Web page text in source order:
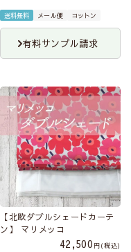
送料無料 メール便 コットン
有料サンプル請求
【北欧ダブルシェードカーテ
ン】 マリメッコ
42,500
税込